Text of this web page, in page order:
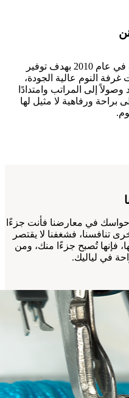
علامة تجارية سعودية، انطلقت في عام 2010 بهدف توفير
غرفة النوم عالية الجودة،
إلى المراتب وامتدادًا
ورفاهية لا مثيل لها
في معارضنا فأنت جزءًا
تنافسنا، فشغفنا لا يقتصر
فإنها تُصبح جزءًا منك، ومن
في لياليك.